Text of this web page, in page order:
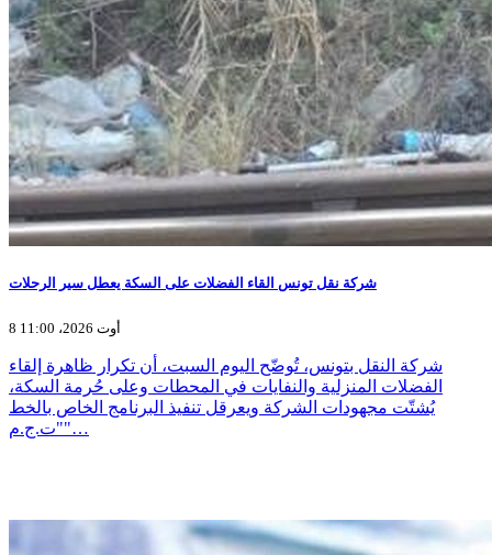
شركة نقل تونس القاء الفضلات على السكة يعطل سير الرحلات
8 أوت 2026، 11:00
شركة النقل بتونس، تُوضّح اليوم السبت، أن تكرار ظاهرة إلقاء
الفضلات المنزلية والنفايات في المحطات وعلى حُرمة السكة،
يُشتّت مجهودات الشركة ويعرقل تنفيذ البرنامج الخاص بالخط
"ت.ج.م"…